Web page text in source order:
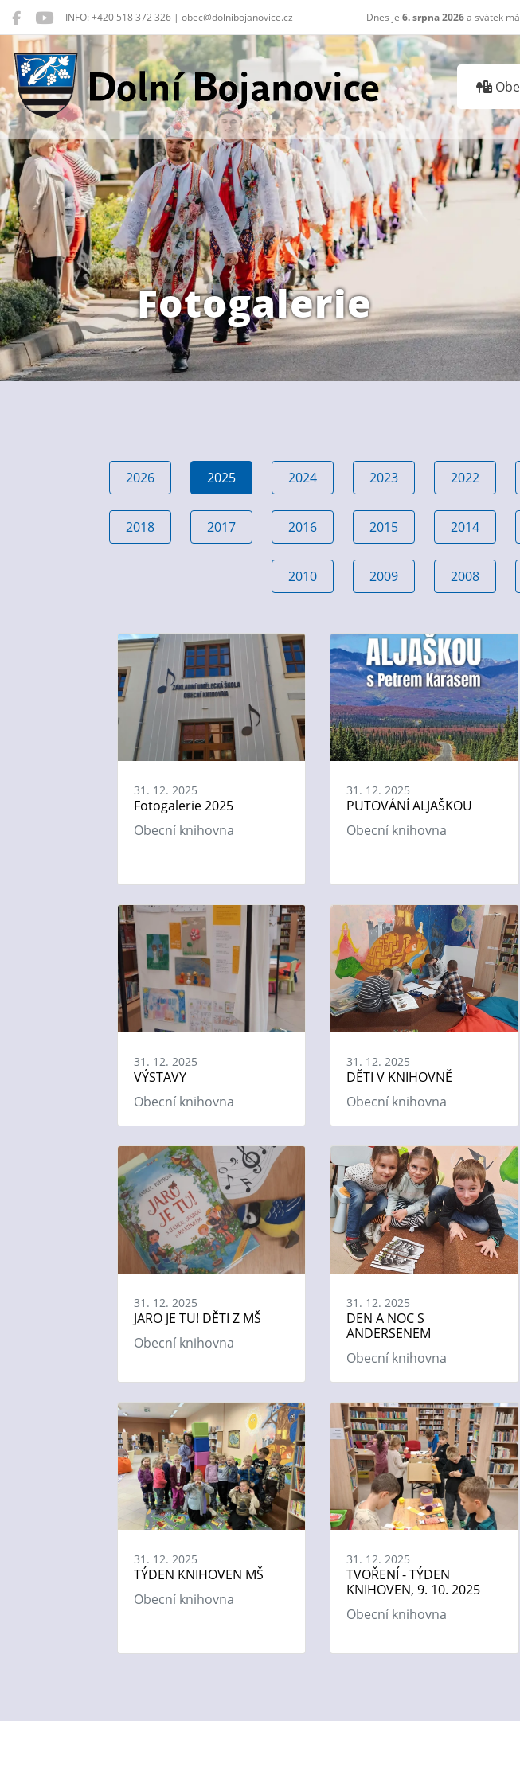
INFO: +420 518 372 326 | obec@dolnibojanovice.cz Dnes je 6. srpna 2026a svátek má
Dolní Bojanovice
Fotogalerie
2026 2025 2024 2023 2022
2018 2017 2016 2015 2014
2010 2009 2008
31. 12. 2025
Fotogalerie 2025
Obecní knihovna
31. 12. 2025
PUTOVÁNÍ ALJAŠKOU
Obecní knihovna
31. 12. 2025
VÝSTAVY
Obecní knihovna
31. 12. 2025
DĚTI V KNIHOVNĚ
Obecní knihovna
31. 12. 2025
JARO JE TU! DĚTI Z MŠ
Obecní knihovna
31. 12. 2025
DEN A NOC S
ANDERSENEM
Obecní knihovna
31. 12. 2025
TÝDEN KNIHOVEN MŠ
Obecní knihovna
31. 12. 2025
TVOŘENÍ - TÝDEN
KNIHOVEN, 9. 10. 2025
Obecní knihovna